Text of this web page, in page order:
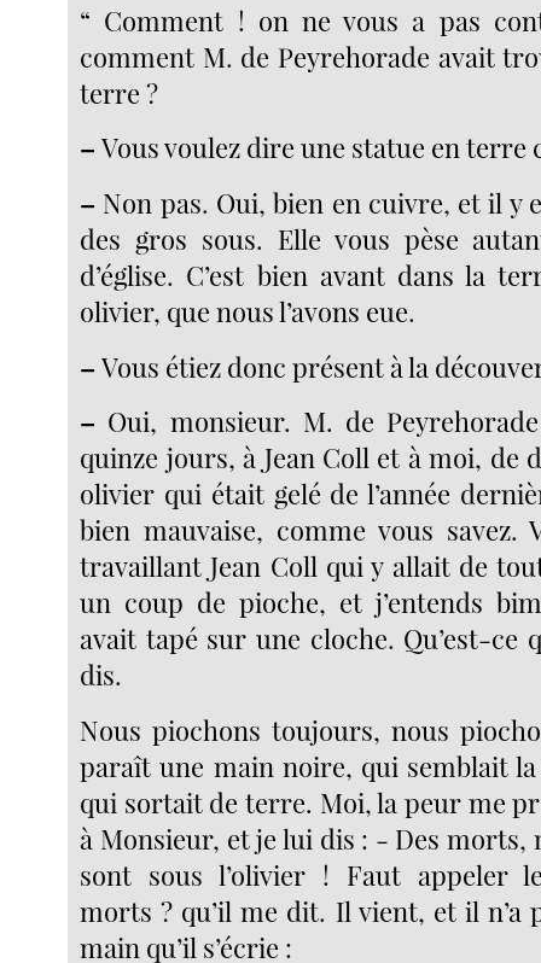
“ Comment ! on ne vous a pas
comment M. de Peyrehorade avait
terre ?
– Vous voulez dire une statue en terre
– Non pas. Oui, bien en cuivre, et il y
des gros sous. Elle vous pèse
d’église. C’est bien avant dans la
olivier, que nous l’avons eue.
– Vous étiez donc présent à la
– Oui, monsieur. M. de
quinze jours, à Jean Coll et à moi, de
olivier qui était gelé de l’année
bien mauvaise, comme vous savez.
travaillant Jean Coll qui y allait de
un coup de pioche, et j’entends
avait tapé sur une cloche. Qu’est-ce
dis.
Nous piochons toujours, nous
paraît une main noire, qui semblait
qui sortait de terre. Moi, la peur me
à Monsieur, et je lui dis : - Des
sont sous l’olivier ! Faut appeler
morts ? qu’il me dit. Il vient, et il n’a
main qu’il s’écrie :